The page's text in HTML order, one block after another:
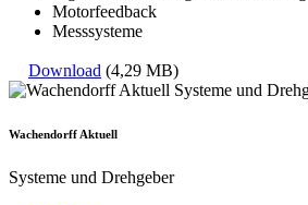
Motorfeedback
Messsysteme
Download (4,29 MB)
Wachendorff Aktuell
Systeme und Drehgeber